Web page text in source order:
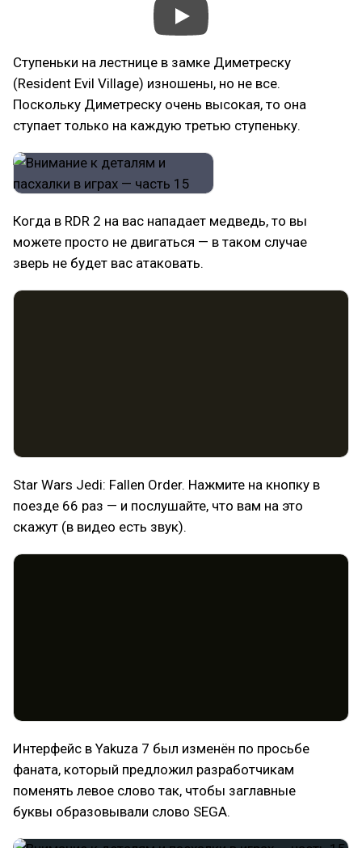
Ступеньки на лестнице в замке Диметреску
(Resident Evil Village) изношены, но не все.
Поскольку Диметреску очень высокая, то она
ступает только на каждую третью ступеньку.
Когда в RDR 2 на вас нападает медведь, то вы
можете просто не двигаться — в таком случае
зверь не будет вас атаковать.
Star Wars Jedi: Fallen Order. Нажмите на кнопку в
поезде 66 раз — и послушайте, что вам на это
скажут (в видео есть звук).
Интерфейс в Yakuza 7 был изменён по просьбе
фаната, который предложил разработчикам
поменять левое слово так, чтобы заглавные
буквы образовывали слово SEGA.